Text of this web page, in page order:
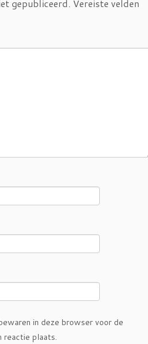
o e
r
gepubliceerd. Vereiste velden
in deze browser voor de
reactie plaats.